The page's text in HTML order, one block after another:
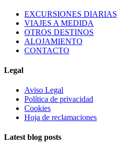
EXCURSIONES DIARIAS
VIAJES A MEDIDA
OTROS DESTINOS
ALOJAMIENTO
CONTACTO
Legal
Aviso Legal
Política de privacidad
Cookies
Hoja de reclamaciones
Latest blog posts